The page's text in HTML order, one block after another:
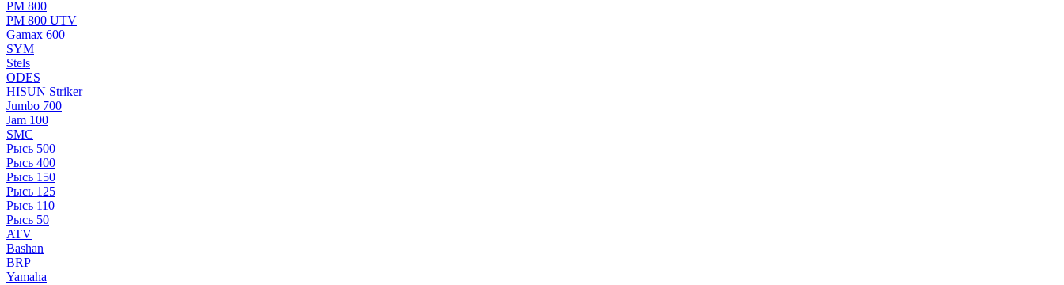
РМ 800
РМ 800 UTV
Gamax 600
SYM
Stels
ОDЕS
HISUN Striker
Jumbo 700
Jam 100
SMC
Рысь 500
Рысь 400
Рысь 150
Рысь 125
Рысь 110
Рысь 50
ATV
Bashan
BRP
Yamaha